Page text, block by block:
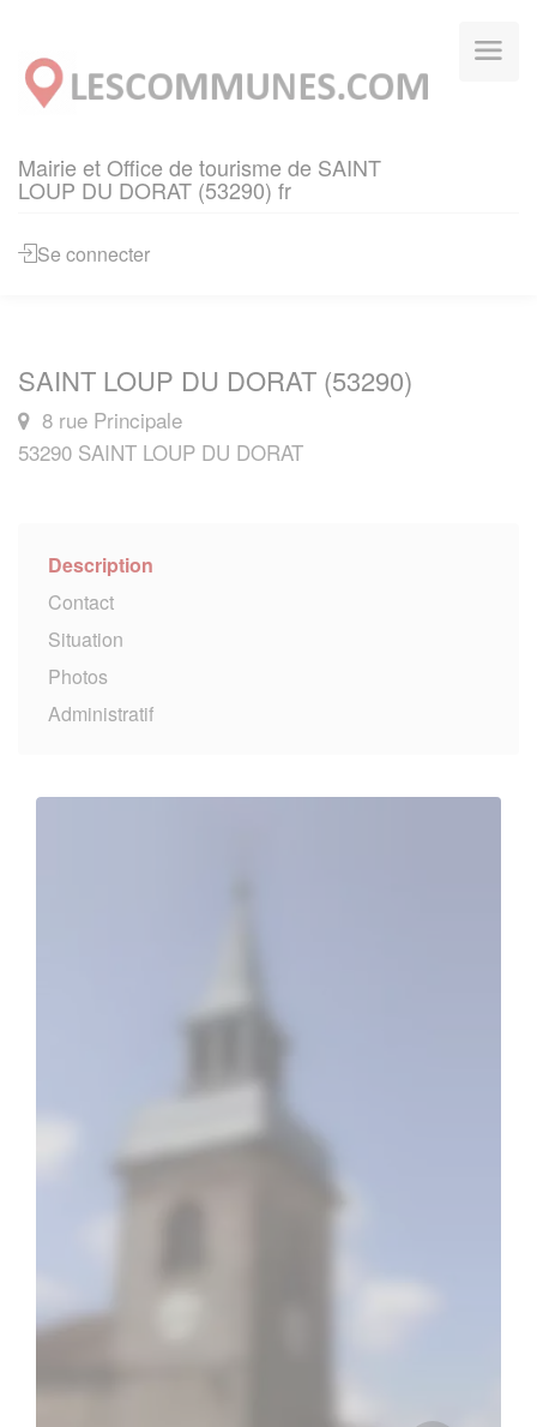
Mairie et Office de tourisme de SAINT
LOUP DU DORAT (53290) fr
Se connecter
SAINT LOUP DU DORAT (53290)
8 rue Principale
53290 SAINT LOUP DU DORAT
Description
Contact
Situation
Photos
Administratif